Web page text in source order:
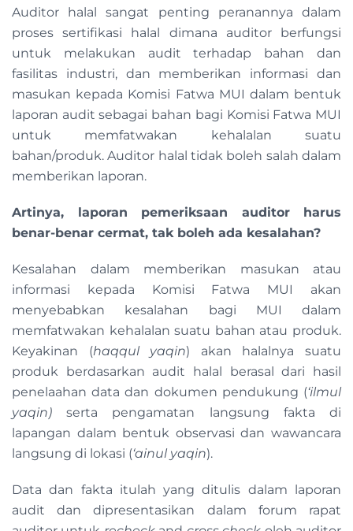
Auditor halal sangat penting peranannya dalam
proses sertifikasi halal dimana auditor berfungsi
untuk melakukan audit terhadap bahan dan
fasilitas industri, dan memberikan informasi dan
masukan kepada Komisi Fatwa MUI dalam bentuk
laporan audit sebagai bahan bagi Komisi Fatwa MUI
untuk memfatwakan kehalalan suatu
bahan/produk. Auditor halal tidak boleh salah dalam
memberikan laporan.
Artinya, laporan pemeriksaan auditor harus
benar-benar cermat, tak boleh ada kesalahan?
Kesalahan dalam memberikan masukan atau
informasi kepada Komisi Fatwa MUI akan
menyebabkan kesalahan bagi MUI dalam
memfatwakan kehalalan suatu bahan atau produk.
Keyakinan (haqqul yaqin) akan halalnya suatu
produk berdasarkan audit halal berasal dari hasil
penelaahan data dan dokumen pendukung (‘ilmul
yaqin) serta pengamatan langsung fakta di
lapangan dalam bentuk observasi dan wawancara
langsung di lokasi (‘ainul yaqin).
Data dan fakta itulah yang ditulis dalam laporan
audit dan dipresentasikan dalam forum rapat